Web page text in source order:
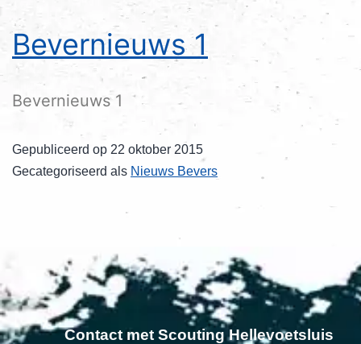
Bevernieuws 1
Bevernieuws 1
Gepubliceerd op 22 oktober 2015
Gecategoriseerd als Nieuws Bevers
Contact met Scouting Hellevoetsluis